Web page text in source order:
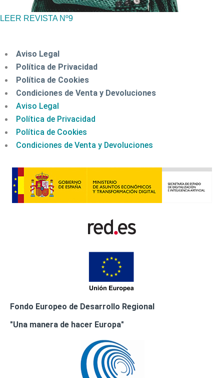
LEER REVISTA Nº9
Aviso Legal
Política de Privacidad
Política de Cookies
Condiciones de Venta y Devoluciones
Aviso Legal
Política de Privacidad
Política de Cookies
Condiciones de Venta y Devoluciones
Fondo Europeo de Desarrollo Regional
"Una manera de hacer Europa"